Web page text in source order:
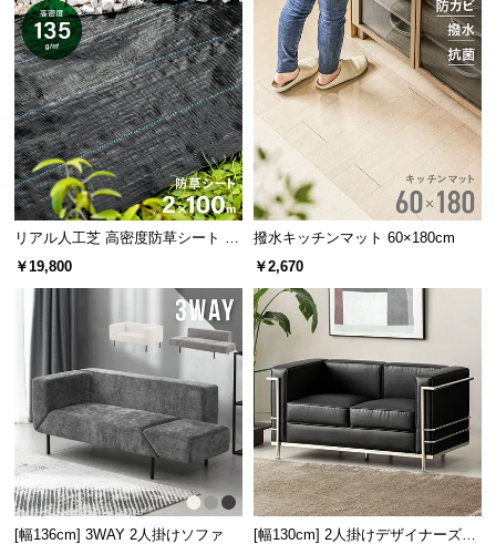
ン
セ
ル
に
つ
い
て
保
証
に
会
員
規
約
に
つ
リアル人工芝 高密度防草シート 2×
100m
￥19,800
撥水キッチンマット 60×180cm
￥2,670
[幅136cm] 3WAY 2人掛けソファ
[幅130cm] 2人掛けデザイナーズソ